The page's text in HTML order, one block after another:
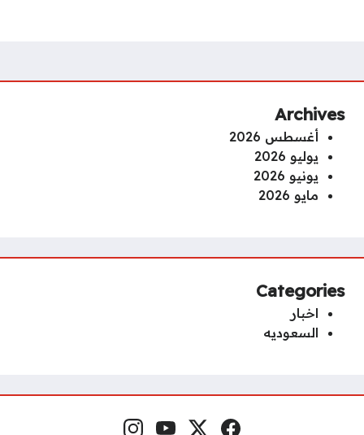
Archives
أغسطس 2026
يوليو 2026
يونيو 2026
مايو 2026
Categories
اخبار
السعوديه